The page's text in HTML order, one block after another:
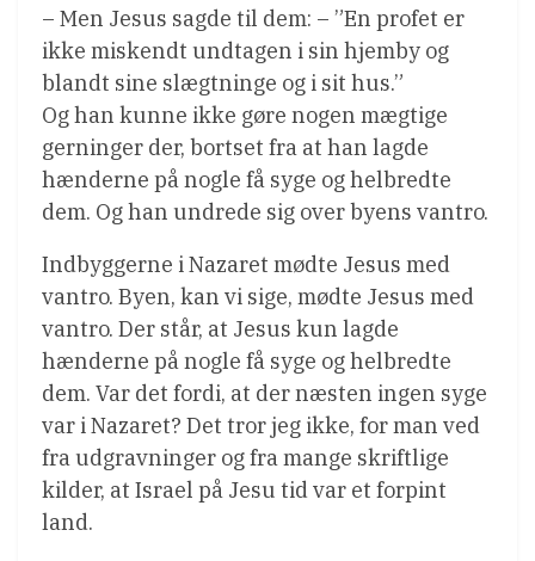
– Men Jesus sagde til dem: – ”En profet er
ikke miskendt undtagen i sin hjemby og
blandt sine slægtninge og i sit hus.”
Og han kunne ikke gøre nogen mægtige
gerninger der, bortset fra at han lagde
hænderne på nogle få syge og helbredte
dem. Og han undrede sig over byens vantro.
Indbyggerne i Nazaret mødte Jesus med
vantro. Byen, kan vi sige, mødte Jesus med
vantro. Der står, at Jesus kun lagde
hænderne på nogle få syge og helbredte
dem. Var det fordi, at der næsten ingen syge
var i Nazaret? Det tror jeg ikke, for man ved
fra udgravninger og fra mange skriftlige
kilder, at Israel på Jesu tid var et forpint
land.